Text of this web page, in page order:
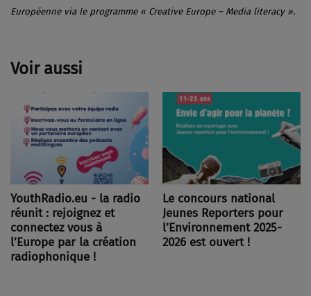
Européenne via le programme « Creative Europe – Media literacy ».
Voir aussi
YouthRadio.eu - la radio
réunit : rejoignez et
connectez vous à
l’Europe par la création
radiophonique !
Le concours national
Jeunes Reporters pour
l’Environnement 2025-
2026 est ouvert !